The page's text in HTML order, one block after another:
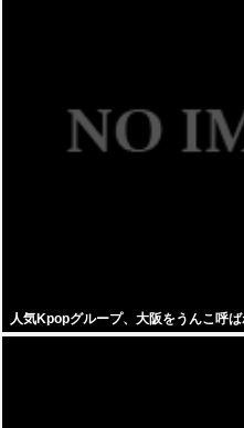
人気Kpopグループ、大阪をうんこ呼